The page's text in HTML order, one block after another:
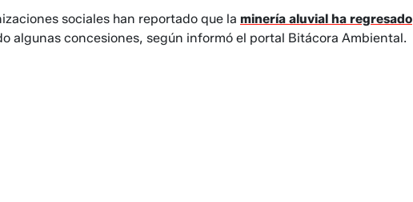
sociales han reportado que la minería aluvial ha regresado
algunas concesiones, según informó el portal Bitácora Ambiental.